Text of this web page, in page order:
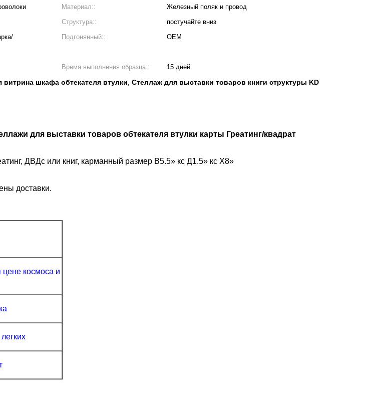
Материал::
Железный поляк и провод
Структура::
постучайте вниз
Подгонянный:: OEM
Время выполнения образца::
15 дней
витрина шкафа обтекателя втулки, Стеллаж для выставки товаров книги структуры KD
для выставки товаров обтекателя втулки карты Греатинг/квадрат
ДВДс или книг, карманный размер В5.5» кс Д1.5» кс Х8»
доставки.
цене космоса и